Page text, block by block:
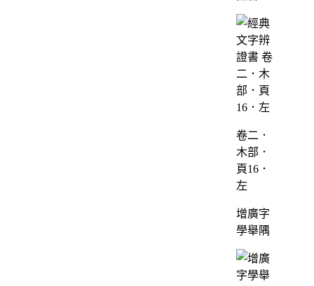
卷二．
木部．
頁16．
左
增廣字
學舉隅